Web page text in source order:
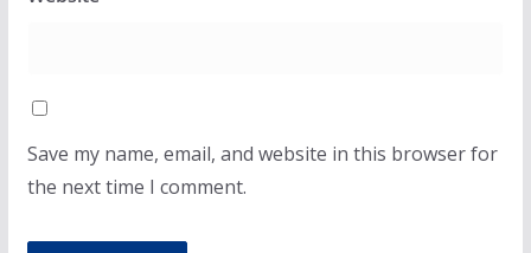
Save my name, email, and website in this browser for
the next time I comment.